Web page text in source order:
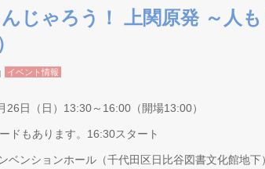
じゃろう！ 上関原発 ～人
イベント情報
26日（日）13:30～16:00（開場13:00）
ドもあります。16:30スタート
ベンションホール（千代田区日比谷図書文化館地下）